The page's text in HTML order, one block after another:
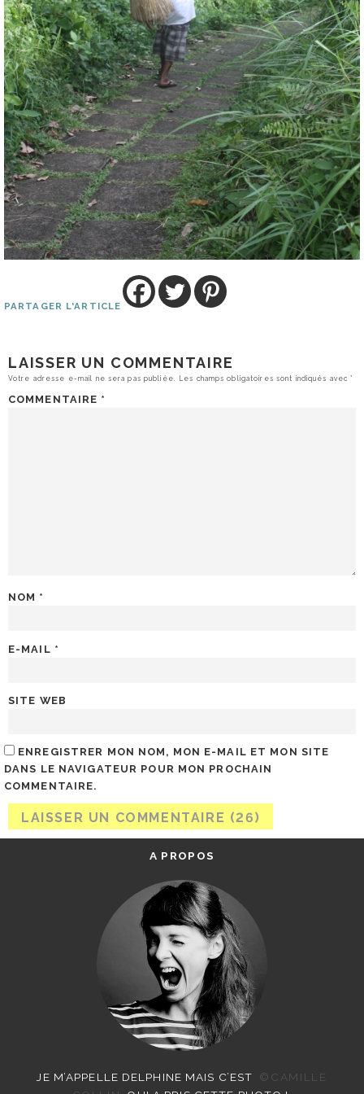
PARTAGER L'ARTICLE
LAISSER UN COMMENTAIRE
Votre adresse e-mail ne sera pas publiée. Les champs obligatoires sont indiqués avec*
COMMENTAIRE *
NOM *
E-MAIL *
SITE WEB
ENREGISTRER MON NOM, MON E-MAIL ET MON SITE
DANS LE NAVIGATEUR POUR MON PROCHAIN
COMMENTAIRE.
A PROPOS
JE M’APPELLE DELPHINE MAIS C’EST
©CAMILLE